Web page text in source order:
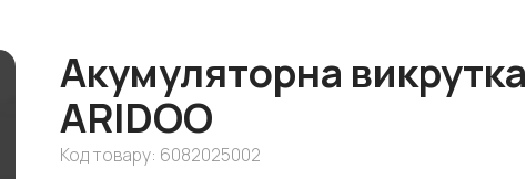
Акумуляторна викрутка
ARIDOO
Код товару: 6082025002